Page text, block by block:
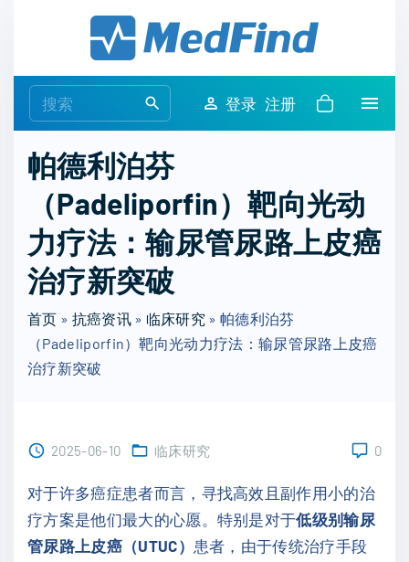
e
r
c
h
f
o
r
:
登录 注册
帕德利泊芬
（Padeliporfin）靶向光动
力疗法：输尿管尿路上皮癌
治疗新突破
首页 » 抗癌资讯» 临床研究 »帕德利泊芬
（Padeliporfin）靶向光动力疗法：输尿管尿路上皮癌
治疗新突破
2025-06-10 临床研究 0
对于许多癌症患者而言，寻找高效且副作用小的治
疗方案是他们最大的心愿。特别是对于低级别输尿
管尿路上皮癌（UTUC） 患者，由于传统治疗手段